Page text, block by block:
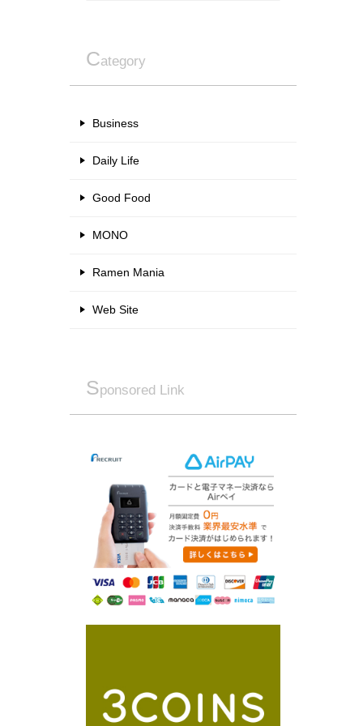
Category
Business
Daily Life
Good Food
MONO
Ramen Mania
Web Site
Sponsored Link